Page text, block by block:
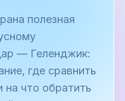
полезная
— Геленджик:
где сравнить
на что обратить